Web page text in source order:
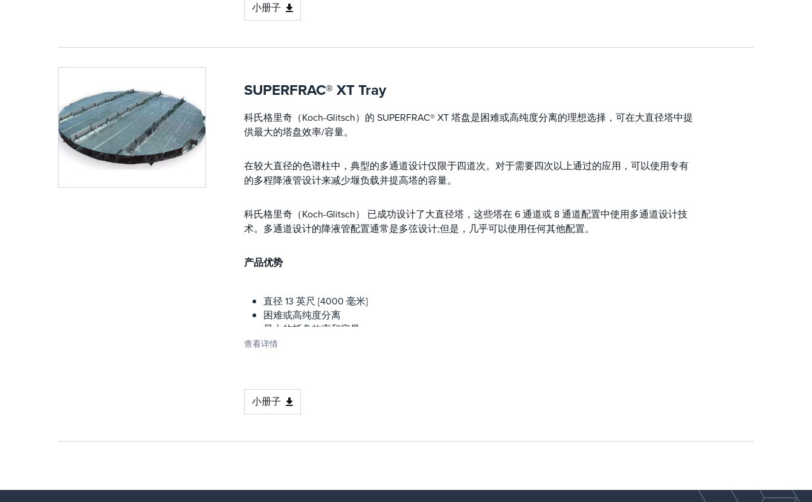
小册子
SUPERFRAC® XT Tray
科氏格里奇（Koch-Glitsch）的 SUPERFRAC® XT 塔盘是困难或高纯度分离的理想选择，可在大直径塔中提
供最大的塔盘效率/容量。
在较大直径的色谱柱中，典型的多通道设计仅限于四道次。对于需要四次以上通过的应用，可以使用专有
的多程降液管设计来减少堰负载并提高塔的容量。
科氏格里奇（Koch-Glitsch） 已成功设计了大直径塔，这些塔在 6 通道或 8 通道配置中使用多通道设计技
术。多通道设计的降液管配置通常是多弦设计;但是，几乎可以使用任何其他配置。
产品优势
直径 13 英尺 [4000 毫米]
困难或高纯度分离
最大的托盘效率和容量
多种降液管设计
查看详情
小册子